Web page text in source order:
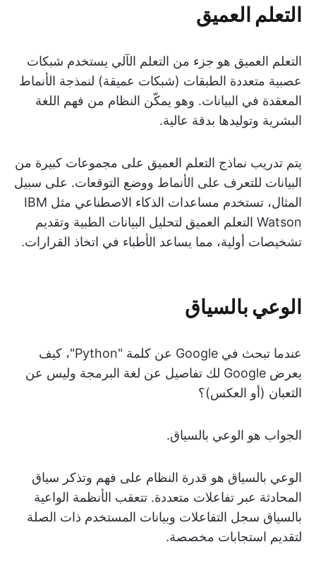
التعلم العميق
التعلم العميق هو جزء من التعلم الآلي يستخدم شبكات
عصبية متعددة الطبقات (شبكات عميقة) لنمذجة الأنماط
المعقدة في البيانات. وهو يمكّن النظام من فهم اللغة
البشرية وتوليدها بدقة عالية.
يتم تدريب نماذج التعلم العميق على مجموعات كبيرة من
البيانات للتعرف على الأنماط ووضع التوقعات. على سبيل
المثال، تستخدم مساعدات الذكاء الاصطناعي مثل IBM
Watson التعلم العميق لتحليل البيانات الطبية وتقديم
تشخيصات أولية، مما يساعد الأطباء في اتخاذ القرارات.
الوعي بالسياق
عندما تبحث في Google عن كلمة "Python"، كيف
يعرض Google لك تفاصيل عن لغة البرمجة وليس عن
الثعبان (أو العكس)؟
الجواب هو الوعي بالسياق.
الوعي بالسياق هو قدرة النظام على فهم وتذكر سياق
المحادثة عبر تفاعلات متعددة. تتعقب الأنظمة الواعية
بالسياق سجل التفاعلات وبيانات المستخدم ذات الصلة
لتقديم استجابات مخصصة.